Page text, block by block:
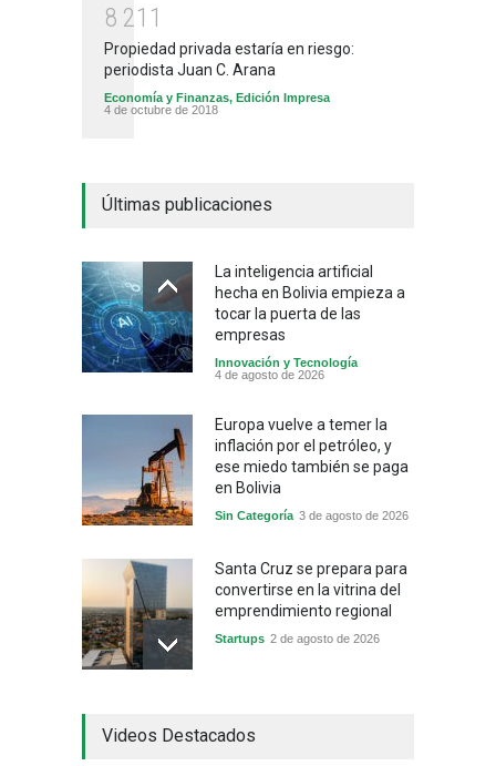
8 21 1
Propiedad privada estaría en riesgo:
periodista Juan C. Arana
Economía y Finanzas, Edición Impresa
4 de octubre de 2018
Últimas publicaciones
La inteligencia artificial
hecha en Bolivia empieza a
tocar la puerta de las
empresas
Innovación y Tecnología
4 de agosto de 2026
Europa vuelve a temer la
inflación por el petróleo, y
ese miedo también se paga
en Bolivia
Sin Categoría 3 de agosto de 2026
Santa Cruz se prepara para
convertirse en la vitrina del
emprendimiento regional
Startups 2 de agosto de 2026
industrial y el golpe puede
Videos Destacados